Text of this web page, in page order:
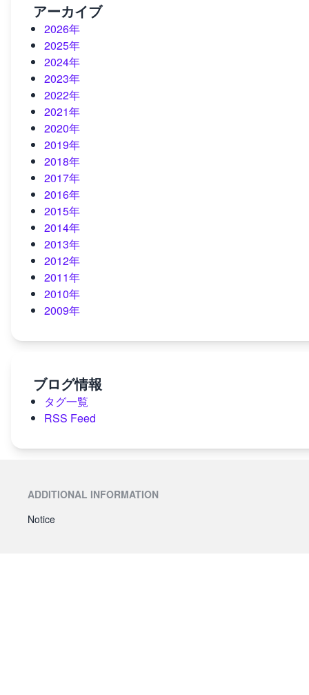
アーカイブ
2026年
2025年
2024年
2023年
2022年
2021年
2020年
2019年
2018年
2017年
2016年
2015年
2014年
2013年
2012年
2011年
2010年
2009年
ブログ情報
タグ一覧
RSS Feed
ADDITIONAL INFORMATION
Notice